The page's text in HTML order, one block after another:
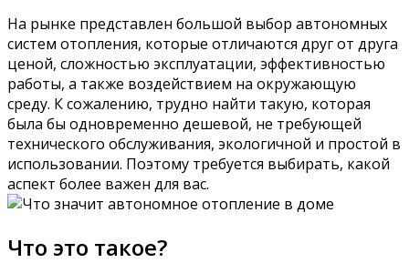
На рынке представлен большой выбор автономных
систем отопления, которые отличаются друг от друга
ценой, сложностью эксплуатации, эффективностью
работы, а также воздействием на окружающую
среду. К сожалению, трудно найти такую, которая
была бы одновременно дешевой, не требующей
технического обслуживания, экологичной и простой в
использовании. Поэтому требуется выбирать, какой
аспект более важен для вас.
Что это такое?